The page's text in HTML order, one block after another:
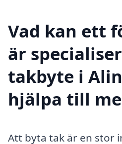
Vad kan ett
är
takbyte i
hjälpa till
Att byta tak är en stor